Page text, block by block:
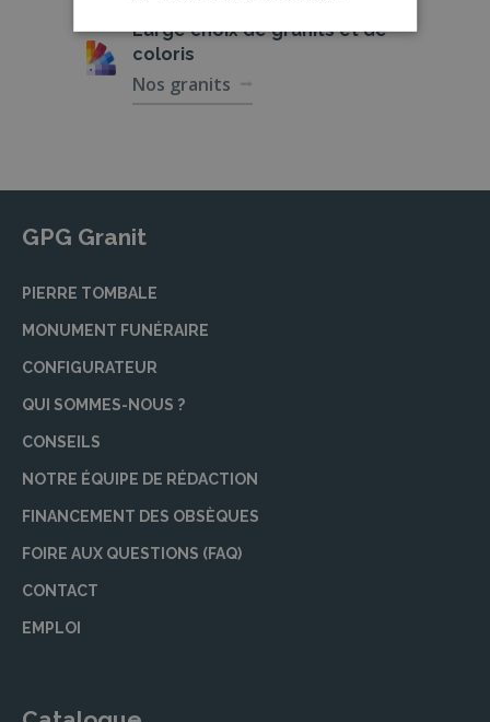
Large choix degranits et de
coloris
Nos granits
GPG Granit
PIERRE TOMBALE
MONUMENT FUNÉRAIRE
CONFIGURATEUR
QUI SOMMES-NOUS ?
CONSEILS
NOTRE ÉQUIPE DE RÉDACTION
FINANCEMENT DES OBSÈQUES
FOIRE AUX QUESTIONS (FAQ)
CONTACT
EMPLOI